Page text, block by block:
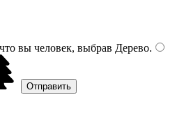
вы человек, выбрав Дерево.